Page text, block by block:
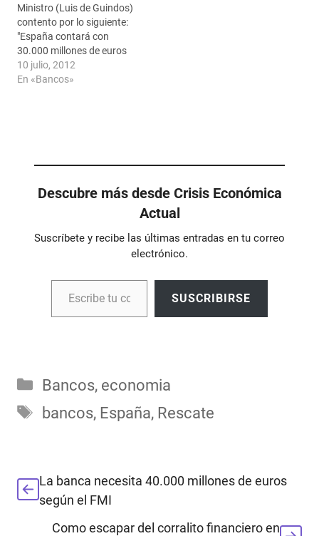
Ministro (Luis de Guindos)
contento por lo siguiente:
"España contará con
30.000 millones de euros
este mismo mes para
iniciar el proceso de
de 100.000 millones, será…
10 julio, 2012
En «Bancos»
Descubre más desde Crisis Económica
Actual
Suscríbete y recibe las últimas entradas en tu correo
electrónico.
Escribe tu correo electrónico…
SUSCRIBIRSE
Categorías
Bancos, economia
Etiquetas
bancos, España, Rescate
La banca necesita 40.000 millones de euros
según el FMI
Como escapar del corralito financiero en